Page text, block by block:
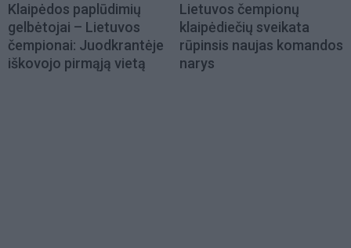
Klaipėdos paplūdimių
gelbėtojai – Lietuvos
čempionai: Juodkrantėje
iškovojo pirmąją vietą
Lietuvos čempionų
klaipėdiečių sveikata
rūpinsis naujas komandos
narys